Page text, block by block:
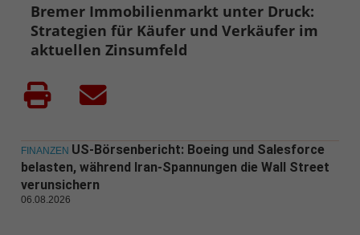
Bremer Immobilienmarkt unter Druck:
Strategien für Käufer und Verkäufer im
aktuellen Zinsumfeld
FINANZEN US-Börsenbericht: Boeing und Salesforce
belasten, während Iran-Spannungen die Wall Street
verunsichern
06.08.2026